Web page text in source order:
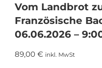
Vom Landbrot
Französische
06.06.2026 –
89,00 € inkl. MwSt